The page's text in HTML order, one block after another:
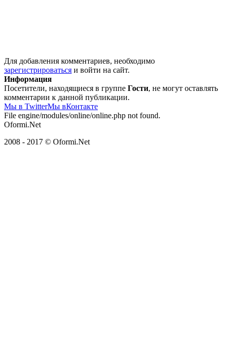
Для добавления комментариев, необходимо
зарегистрироваться и войти на сайт.
Информация
Посетители, находящиеся в группе Гости, не могут оставлять
комментарии к данной публикации.
Мы в TwitterМы вКонтакте
File engine/modules/online/online.php not found.
Oformi.Net
2008 - 2017 © Oformi.Net